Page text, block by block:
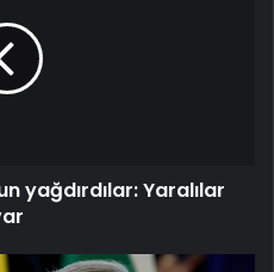
yağdırdılar: Yaralılar